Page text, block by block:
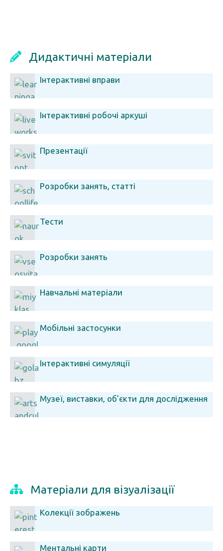
Дидактичні матеріали
Інтерактивні вправи
Інтерактивні робочі аркуші
Презентації
Розробки занять, статті
Тести
Розробки занять
Навчальні матеріали
Мобільні застосунки
Інтерактивні симуляції
Музеї, виставки, об'єкти для дослідження
Матеріали для візуалізації
Колекції зображень
Ментальні карти